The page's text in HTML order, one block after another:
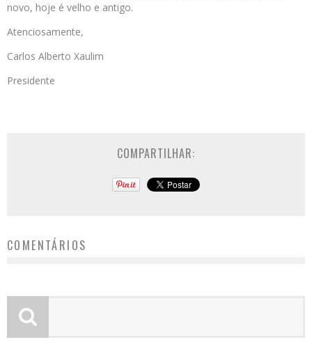
novo, hoje é velho e antigo.
Atenciosamente,
Carlos Alberto Xaulim
Presidente
COMPARTILHAR:
COMENTÁRIOS